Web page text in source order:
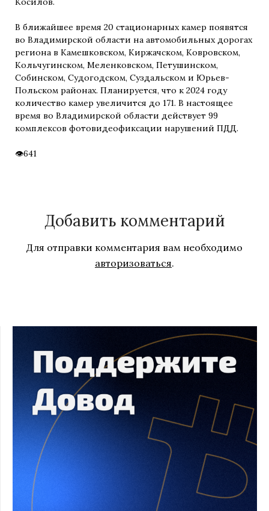
В ближайшее время 20 стационарных камер появятся
во Владимирской области на автомобильных дорогах
региона в Камешковском, Киржачском, Ковровском,
Кольчугинском, Меленковском, Петушинском,
Собинском, Судогодском, Суздальском и Юрьев-
Польском районах. Планируется, что к 2024 году
количество камер увеличится до 171. В настоящее
время во Владимирской области действует 99
комплексов фотовидеофиксации нарушений ПДД.
641
Добавить комментарий
Для отправки комментария вам необходимо
авторизоваться.